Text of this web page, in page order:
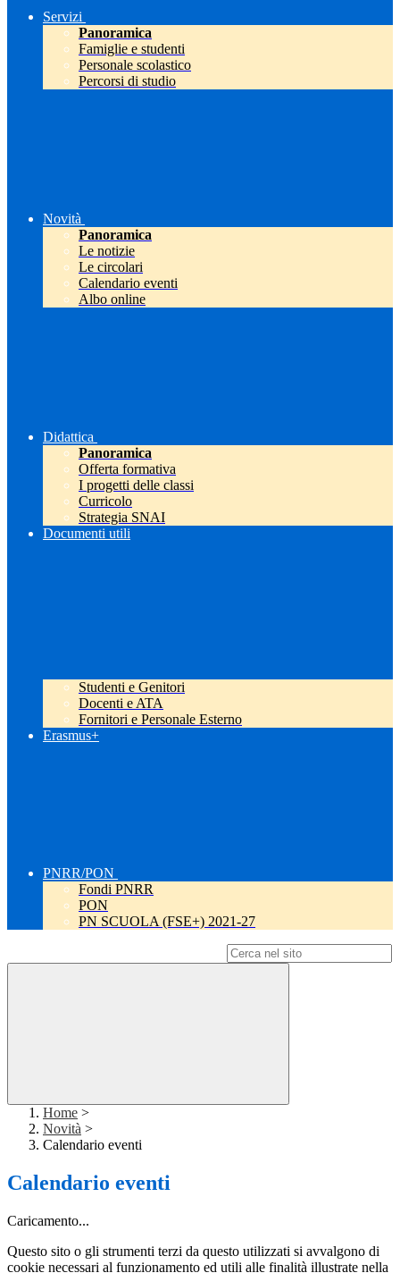
Servizi
Panoramica
Famiglie e studenti
Personale scolastico
Percorsi di studio
Novità
Panoramica
Le notizie
Le circolari
Calendario eventi
Albo online
Didattica
Panoramica
Offerta formativa
I progetti delle classi
Curricolo
Strategia SNAI
Documenti utili
Studenti e Genitori
Docenti e ATA
Fornitori e Personale Esterno
Erasmus+
PNRR/PON
Fondi PNRR
PON
PN SCUOLA (FSE+) 2021-27
Home >
Novità >
Calendario eventi
Calendario eventi
Caricamento...
Questo sito o gli strumenti terzi da questo utilizzati si avvalgono di
cookie necessari al funzionamento ed utili alle finalità illustrate nella